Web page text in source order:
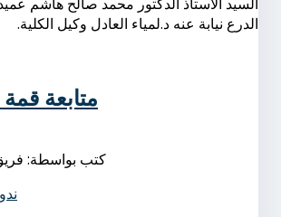
الدرع نيابة عنه د.لمياء العادل وكيل الكلية.
متابعة
كتب بواسطة: